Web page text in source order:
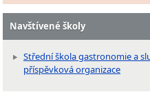
Navštívené školy
Střední škola gastronomie a
příspěvková organizace